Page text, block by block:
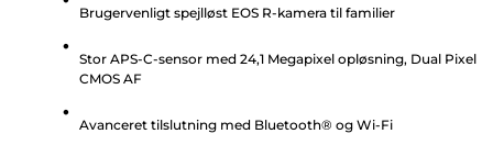
stjerner.
anmeldelser
Brugervenligt spejlløst EOS R-kamera til familier
Stor APS-C-sensor med 24,1 Megapixel opløsning, Dual Pixel
CMOS AF
Avanceret tilslutning med Bluetooth® og Wi-Fi